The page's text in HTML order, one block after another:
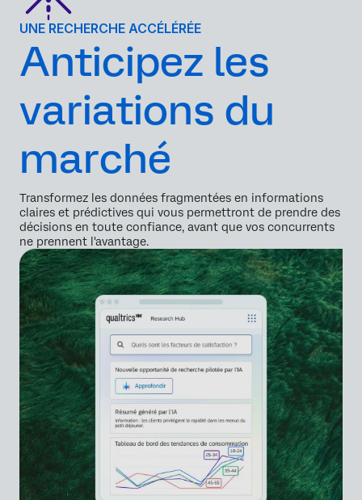
UNE RECHERCHE ACCÉLÉRÉE
Anticipez les
variations du
marché
Transformez les données fragmentées en informations
claires et prédictives qui vous permettront de prendre des
décisions en toute confiance, avant que vos concurrents
ne prennent l'avantage.